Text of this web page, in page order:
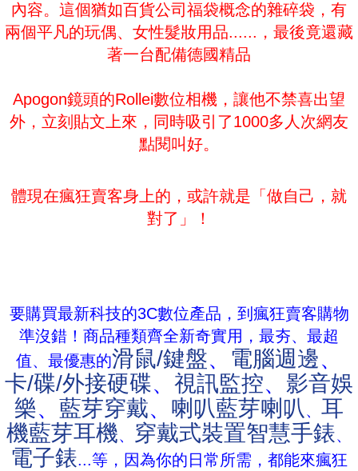
內容。這個猶如百貨公司福袋概念的雜碎袋，有
兩個平凡的玩偶、女性髮妝用品......，最後竟還藏
著一台配備德國精品
Apogon鏡頭的Rollei數位相機，讓他不禁喜出望
外，立刻貼文上來，同時吸引了1000多人次網友
點閱叫好。
體現在瘋狂賣客身上的，或許就是「做自己，就
對了」！
要購買最新科技的3C數位產品，到瘋狂賣客購物
準沒錯！商品種類齊全新奇實用，最夯、最超
值、最優惠的滑鼠/鍵盤、 電腦週邊、
卡/碟/外接硬碟、 視訊監控、 影音娛
樂、 藍芽穿戴、 喇叭藍芽喇叭 、 耳
機藍芽耳機、 穿戴式裝置智慧手錶、
電子錶...等，因為你的日常所需，都能來瘋狂